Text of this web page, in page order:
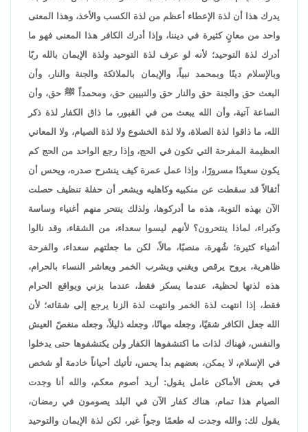
يدرك هذا أن لذة الإعطاء أعظم من لذة الكسب والأخذ، وهذا المعنى
واحد من معانٍ كثيرة في ديننا، وإذا أدرك الكافر هذا المعنى فهو ما
أدرك لذة التوحيد؛ لأنه لو عرف لذة التوحيد ولذة الإيمان بالله ربًا
وبالإسلام دينًا وبمحمد نبياً، والإيمان بالملائكة والجنة والنار، وأن
البعث حق والجنة حق والنار حق والنبيين حق، ومحمداً ﷺ حق، وأن
الساعة آتية، وأن الله يبعث من في القبور، ما ذاق الكفار لذة ذكر
الله، ما ذاقوا لذة الصلاة، ولا لذة الخشوع ولا لذة الصيام، ولا المعاني
العظيمة المفرحة التي تكون في الحج، وإذا رجع الواحد من الحج كم
يكون سعيدًا مسرورًا، وإذا عمل عمرة كيف ينشرح صدره، ويحس أن
أثقالاً قد سقطت عن منكبيه وكاهليه ويشعر أن حفلة تنظيف حصلت
الآن بهذه التوبة، هذه ما أدركوها، ولذلك ينتحر منهم أغنياء وساسة
وكبراء، لماذا ينتحرون؟ لأنهم ليسوا سعداء، من الشقاء، وقد نالوا
أشياء كثيرة؛ شُهرة، منصبًا، مالاً، لكن ما جعلتهم سعداء، والفرحة
ظاهرية، يروح يرقص ويغني ويشرب الخمر ويعاشر النساء بالحرام،
هذه لذتها لحظية، عندما يسكر فقط، عندما يزني ويواقع الحرام
فقط، إذا انتهت لذة الخمر وانتهت لذة الزنا يرجع إلى شقائه؛ لأن
الله جعل الكافر شقيًا، وجعله مهانًا، وجعله ذليلاً، وجعله منغصّ العيش
والنفس، فهناك لذات ما اكتشفوها الكفار ولن يكتشفوها حتى يدخلوا
في الإسلام، لا يمكن، بعضهم بدأ يحس، تأتيك أحياناً خادمة أو شخص
في بعض الأماكن عامل يقول: أريد أصوم معكم، والله أنا وجدت
الصيام هذا تمام، هناك كفار الآن في البلد يصومون في رمضان،
يقول لك: والله وجدت له طعمًا وجواً غير، لكن لذة الإيمان والتوحيد